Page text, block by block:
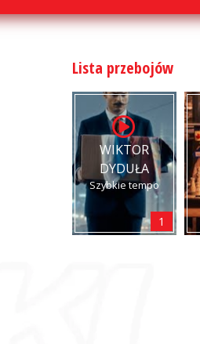
Lista przebojów
WIKTOR
DYDUŁA
Szybkie tempo
1